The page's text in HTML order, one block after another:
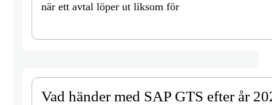
när ett avtal löper ut liksom för
Vad händer med SAP GTS efter år